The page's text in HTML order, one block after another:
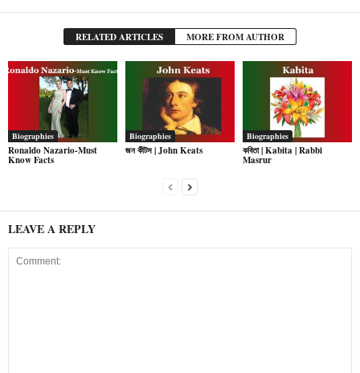
RELATED ARTICLES MORE FROM AUTHOR
Biographies
Ronaldo Nazario-Must
Know Facts
Biographies
জন কীটস | John Keats
Biographies
কবিতা | Kabita | Rabbi
Masrur
LEAVE A REPLY